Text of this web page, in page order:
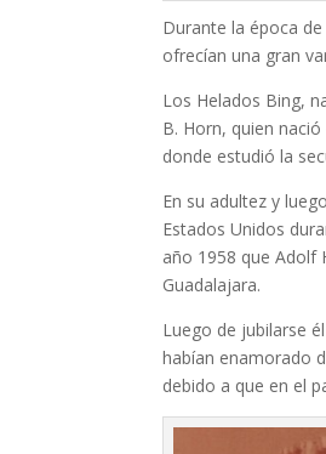
Durante la época
ofrecían una gran
Los Helados Bing,
B. Horn, quien
donde estudió la
En su adultez y
Estados Unidos
año 1958 que Adolf
Guadalajara.
Luego de jubilarse
habían enamorado
debido a que en el